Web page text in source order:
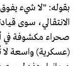
بقوله: "لا شيء
الانتقالي، سوى
صحراء مكشوفة
(عسكرية) واسعة لا